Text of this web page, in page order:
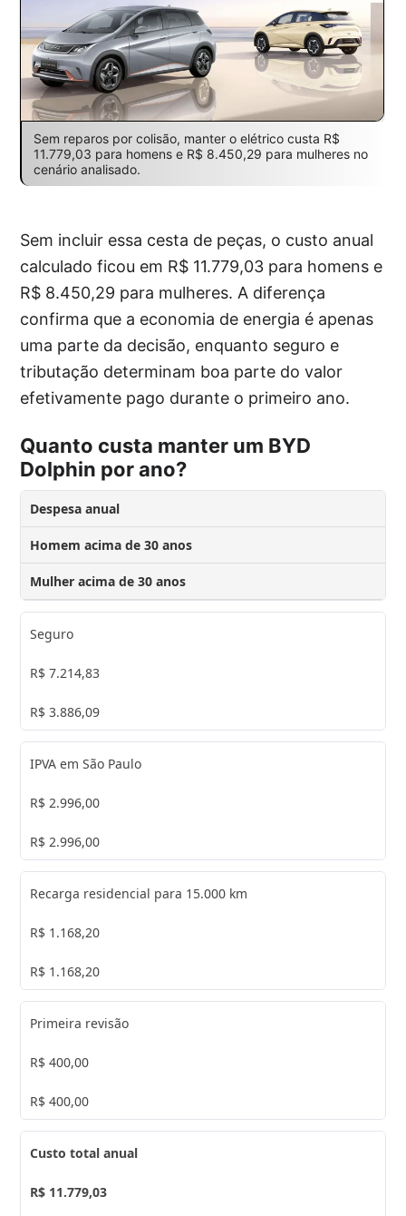
Sem reparos por colisão, manter o elétrico custa R$
11.779,03 para homens e R$ 8.450,29 para mulheres no
cenário analisado.
Sem incluir essa cesta de peças, o custo anual
calculado ficou em R$ 11.779,03 para homens e
R$ 8.450,29 para mulheres. A diferença
confirma que a economia de energia é apenas
uma parte da decisão, enquanto seguro e
tributação determinam boa parte do valor
efetivamente pago durante o primeiro ano.
Quanto custa manter um BYD
Dolphin por ano?
Despesa anual
Homem acima de 30 anos
Mulher acima de 30 anos
Seguro
R$ 7.214,83
R$ 3.886,09
IPVA em São Paulo
R$ 2.996,00
R$ 2.996,00
Recarga residencial para 15.000 km
R$ 1.168,20
R$ 1.168,20
Primeira revisão
R$ 400,00
R$ 400,00
Custo total anual
R$ 11.779,03